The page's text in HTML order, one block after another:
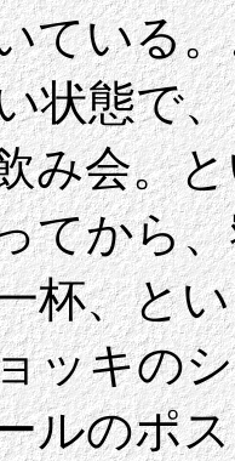
ている
状態で
み会。
てから
杯、と
ッキの
ルのポ